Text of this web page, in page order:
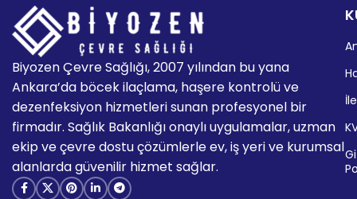
Biyozen Çevre Sağlığı, 2007 yılından bu yana
Ankara’da böcek ilaçlama, haşere kontrolü ve
dezenfeksiyon hizmetleri sunan profesyonel bir
firmadır. Sağlık Bakanlığı onaylı uygulamalar, uzman
ekip ve çevre dostu çözümlerle ev, iş yeri ve kurumsal
alanlarda güvenilir hizmet sağlar.